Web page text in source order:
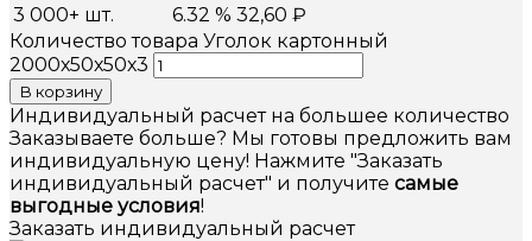
3 000+ шт.
6.32 % 32,60 ₽
Количество товара Уголок картонный
2000х50х50х3
В корзину
Индивидуальный расчет на большее количество
Заказываете больше? Мы готовы предложить вам
индивидуальную цену! Нажмите "Заказать
индивидуальный расчет" и получите самые
выгодные условия!
Заказать индивидуальный расчет